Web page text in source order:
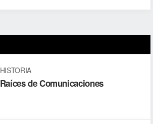
HISTORIA
Raíces de Comunicaciones